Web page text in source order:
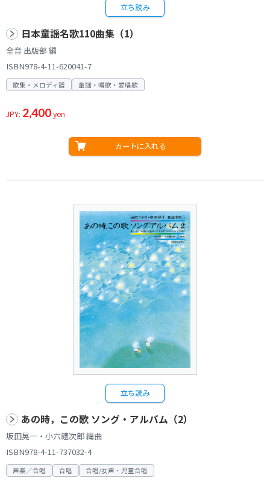
立ち読み
日本童謡名歌110曲集（1）
全音 出版部 編
ISBN978-4-11-620041-7
歌集・メロディ譜 童謡・唱歌・愛唱歌
JPY: 2,400yen
カートに入れる
立ち読み
あの時，この歌 ソング・アルバム（2）
坂田晃一・小六禮次郎 編曲
ISBN978-4-11-737032-4
声楽／合唱 合唱 合唱/女声・児童合唱